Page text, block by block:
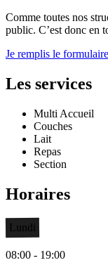
Comme toutes nos
public. C’est donc en
Je remplis le
Les services
Multi Accueil
Couches
Lait
Repas
Section
Horaires
Lundi
08:00 - 19:00